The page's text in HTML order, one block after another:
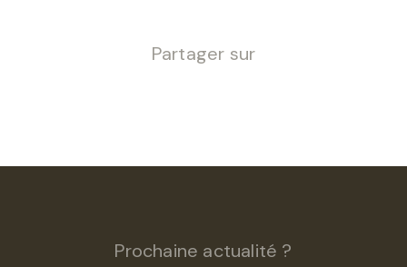
Partager sur
Prochaine actualité ?